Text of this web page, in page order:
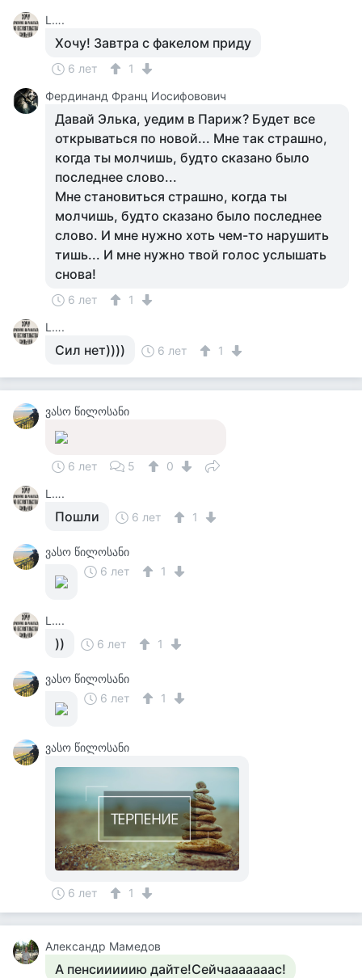
L….
Хочу! Завтра с факелом приду
6 лет
1
Фердинанд Франц Иосифовович
Давай Элька, уедим в Париж? Будет все
открываться по новой... Мне так страшно,
когда ты молчишь, будто сказано было
последнее слово...
Мне становиться страшно, когда ты
молчишь, будто сказано было последнее
слово. И мне нужно хоть чем-то нарушить
тишь... И мне нужно твой голос услышать
снова!
6 лет
1
L….
Сил нет)))) 6 лет 1
ვასო წილოსანი
6 лет 5
0
L….
Пошли 6 лет 1
ვასო წილოსანი
6 лет
1
L….
)) 6 лет 1
ვასო წილოსანი
6 лет
1
ვასო წილოსანი
6 лет 1
Александр Мамедов
А пенсииииию дайте!Сейчааааааас!